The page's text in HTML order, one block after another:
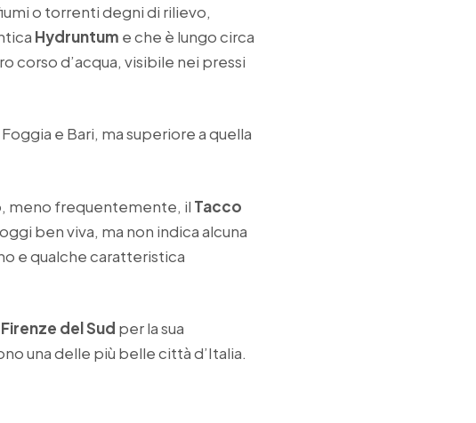
o torrenti degni di rilievo,
Hydruntum e che è lungo circa
corso d’acqua, visibile nei pressi
e Bari, ma superiore a quella
meno frequentemente, il Tacco
ben viva, ma non indica alcuna
e qualche caratteristica
Firenze del Sud per la sua
una delle più belle città d’Italia.